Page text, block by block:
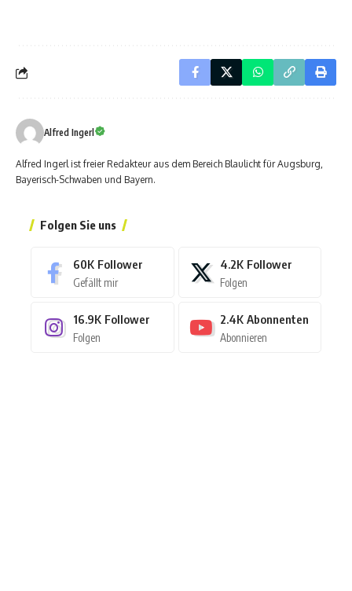
Alfred Ingerl
Alfred Ingerl ist freier Redakteur aus dem Bereich Blaulicht für Augsburg,
Bayerisch-Schwaben und Bayern.
Folgen Sie uns
60K Follower
Gefällt mir
4.2K Follower
Folgen
16.9K Follower
Folgen
2.4K Abonnenten
Abonnieren